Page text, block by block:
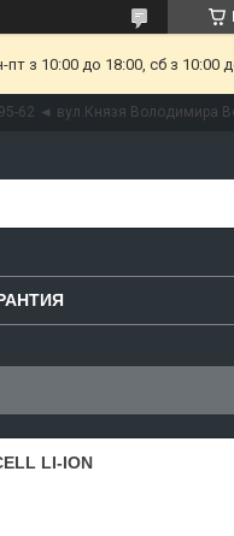
з 10:00 до 18:00, сб з 10:00
62 ◄ вул.Князя Володимира
LI-ION